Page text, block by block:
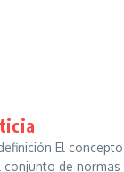
El
conjunto de normas